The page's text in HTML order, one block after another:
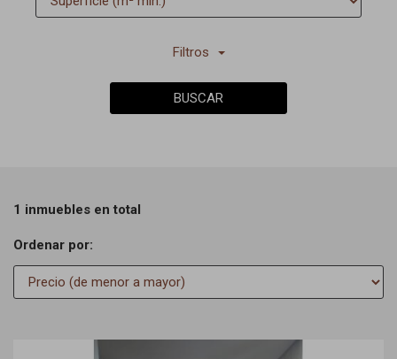
Filtros
BUSCAR
1 inmuebles en total
Ordenar por:
Previous